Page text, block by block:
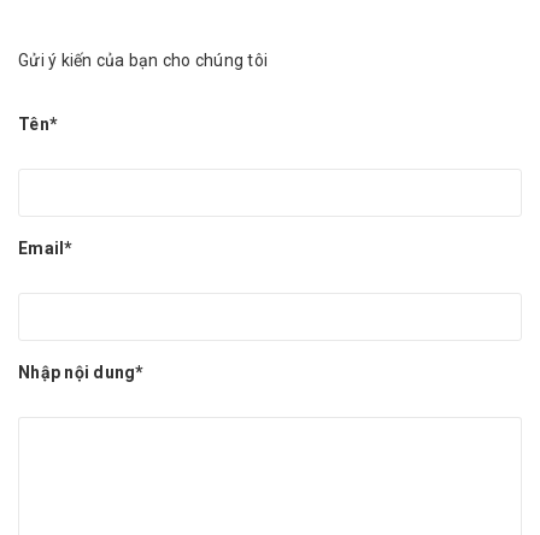
Gửi ý kiến của bạn cho chúng tôi
Tên*
Email*
Nhập nội dung*